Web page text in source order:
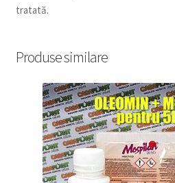
tratată.
Produse similare